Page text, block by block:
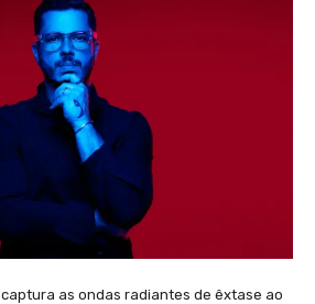
captura as ondas radiantes de êxtase ao